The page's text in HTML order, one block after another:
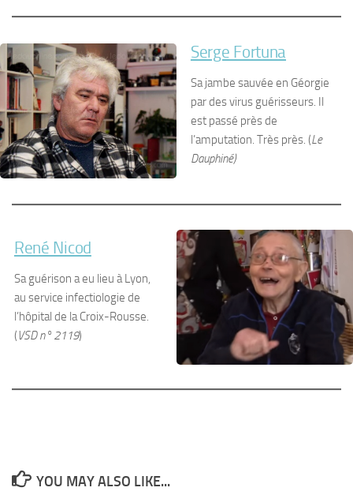
Serge Fortuna
Sa jambe sauvée en Géorgie
par des virus guérisseurs. Il
est passé près de
l’amputation. Très près. (Le
Dauphiné)
René Nicod
Sa guérison a eu lieu à Lyon,
au service infectiologie de
l’hôpital de la Croix-Rousse.
(VSD n° 2119)
YOU MAY ALSO LIKE...